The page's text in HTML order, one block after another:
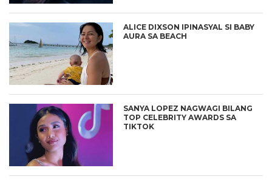
ALICE DIXSON IPINASYAL SI BABY
AURA SA BEACH
SANYA LOPEZ NAGWAGI BILANG
TOP CELEBRITY AWARDS SA
TIKTOK